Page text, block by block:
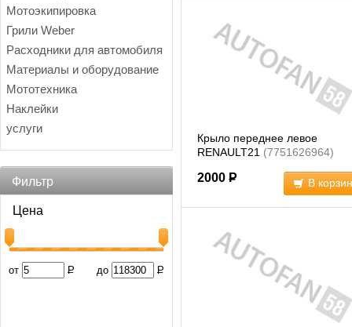
Мотоэкипировка
Грили Weber
Расходники для автомобиля
Материалы и оборудование
Мототехника
Наклейки
услуги
Фильтр
Цена
от Р до Р
Крыло переднее левое
RENAULT21 (7751626964)
2000 Р В